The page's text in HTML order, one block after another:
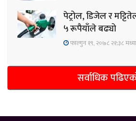
पेट्रोल, डिजेल र
५ रूपैयाँले बढ्यो
फाल्गुन १९, २०७८ २१;३८
सर्वाधिक